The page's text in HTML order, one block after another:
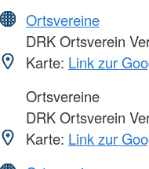
Ortsvereine
DRK Ortsverein
Karte: Link zur
Ortsvereine
DRK Ortsverein
Karte: Link zur